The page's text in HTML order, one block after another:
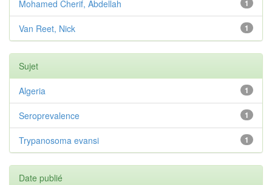
1
Mohamed Cherif, Abdellah
1
Van Reet, Nick
Sujet
1
Algeria
1
Seroprevalence
1
Trypanosoma evansi
Date publié